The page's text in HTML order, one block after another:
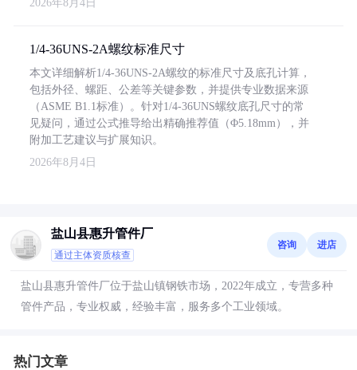
2026年8月4日
1/4-36UNS-2A螺纹标准尺寸
本文详细解析1/4-36UNS-2A螺纹的标准尺寸及底孔计算，
包括外径、螺距、公差等关键参数，并提供专业数据来源
（ASME B1.1标准）。针对1/4-36UNS螺纹底孔尺寸的常
见疑问，通过公式推导给出精确推荐值（Φ5.18mm），并
附加工艺建议与扩展知识。
2026年8月4日
盐山县惠升管件厂
通过主体资质核查
咨询 进店
盐山县惠升管件厂位于盐山镇钢铁市场，2022年成立，专营多种
管件产品，专业权威，经验丰富，服务多个工业领域。
热门文章